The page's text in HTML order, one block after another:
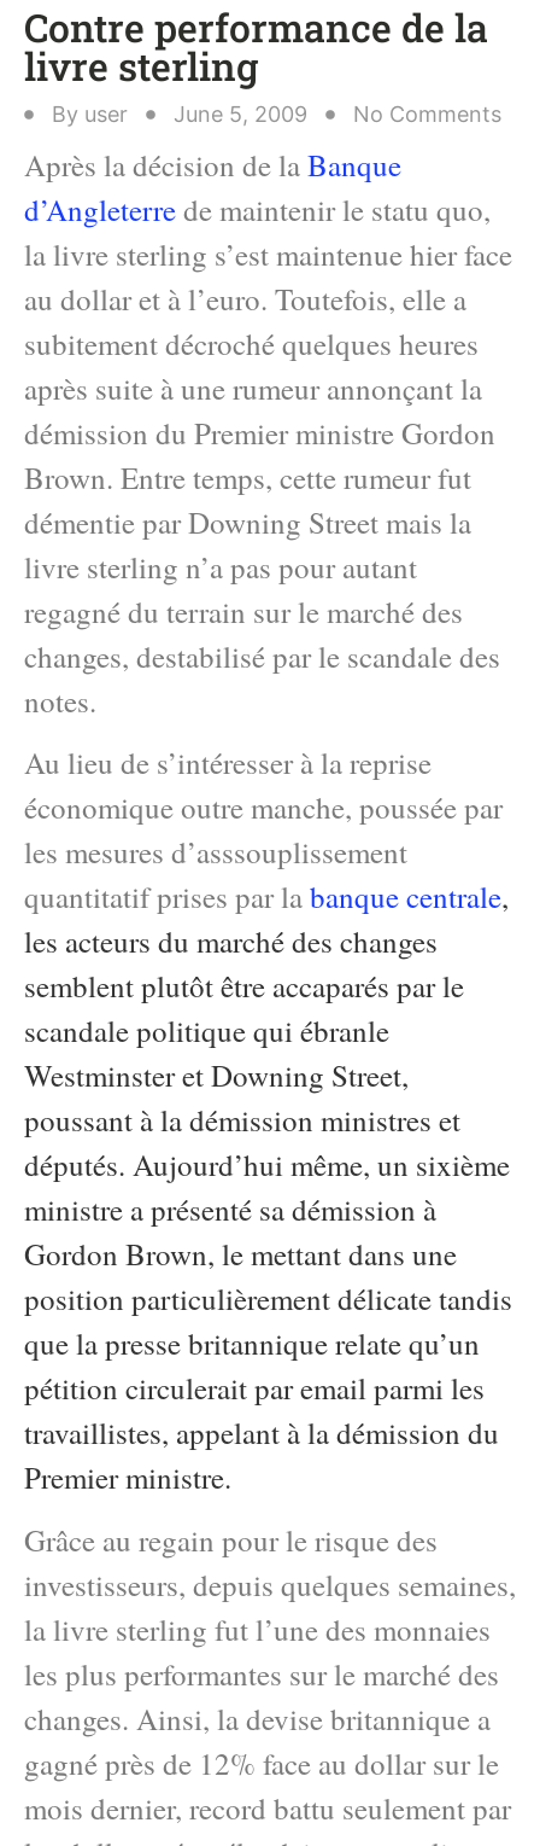
Contre performance de la
livre sterling
By user June 5, 2009 No Comments
Après la décision de laBanque
d’Angleterrede maintenir le statu quo,
la livre sterling s’est maintenue hier face
au dollar et à l’euro. Toutefois, elle a
subitement décroché quelques heures
après suite à une rumeur annonçant la
démission du Premier ministre Gordon
Brown. Entre temps, cette rumeur fut
démentie par Downing Street mais la
livre sterling n’a pas pour autant
regagné du terrain sur le marché des
changes, destabilisé par le scandale des
notes.
Au lieu de s’intéresser à la reprise
économique outre manche, poussée par
les mesures d’asssouplissement
quantitatif prises par labanque centrale,
les acteurs du marché des changes
semblent plutôt être accaparés par le
scandale politique qui ébranle
Westminster et Downing Street,
poussant à la démission ministres et
députés. Aujourd’hui même, un sixième
ministre a présenté sa démission à
Gordon Brown, le mettant dans une
position particulièrement délicate tandis
que la presse britannique relate qu’un
pétition circulerait par email parmi les
travaillistes, appelant à la démission du
Premier ministre.
Grâce au regain pour le risque des
investisseurs, depuis quelques semaines,
la livre sterling fut l’une des monnaies
les plus performantes sur le marché des
changes. Ainsi, la devise britannique a
gagné près de 12% face au dollar sur le
mois dernier, record battu seulement par